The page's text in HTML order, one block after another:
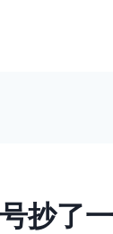
抄了